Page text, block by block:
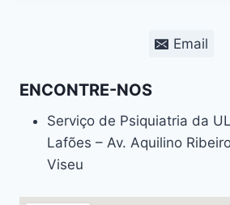
Email
ENCONTRE-NOS
Serviço de Psiquiatria da
Lafões – Av. Aquilino
Viseu